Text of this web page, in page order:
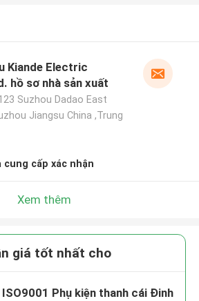
Kiande Electric
hồ sơ nhà sản xuất
Suzhou Dadao East
Jiangsu China ,Trung
cung cấp xác nhận
Xem thêm
giá tốt nhất cho
ISO9001 Phụ kiện thanh cái Đinh